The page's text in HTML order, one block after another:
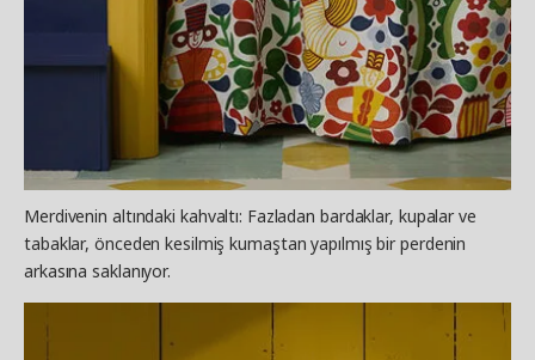
Merdivenin altındaki kahvaltı: Fazladan bardaklar, kupalar ve
tabaklar, önceden kesilmiş kumaştan yapılmış bir perdenin
arkasına saklanıyor.